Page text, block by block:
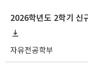
2026학년도 2학기 신
자유전공학부